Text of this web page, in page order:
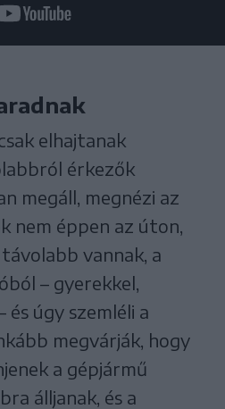
elhajtanak
érkezők
megáll, megnézi az
nem éppen az úton,
vannak, a
– gyerekkel,
úgy szemléli a
megvárják, hogy
a gépjármű
álljanak, és a